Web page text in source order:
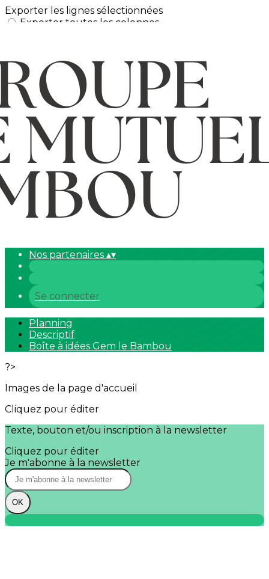
Exporter les lignes sélectionnées
Exporter toutes les colonnes
Menu
Ajoutez un logo, un bouton, des réseaux sociaux
Cliquez pour éditer
L'association ▴
Actualités
Agenda▴▾
Activités▴▾
Planning
Descriptif
Boîte à idées Gem le Bambou
Nos partenaires ▴▾
Se connecter
Planning
Descriptif
Boîte à idées Gem le Bambou
?>
Images de la page d'accueil
Cliquez pour éditer
Texte, bouton et/ou inscription à la newsletter
Cliquez pour éditer
Je m'abonne à la newsletter
OK